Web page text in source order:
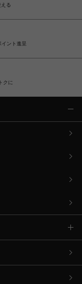
る
ント進呈
クに